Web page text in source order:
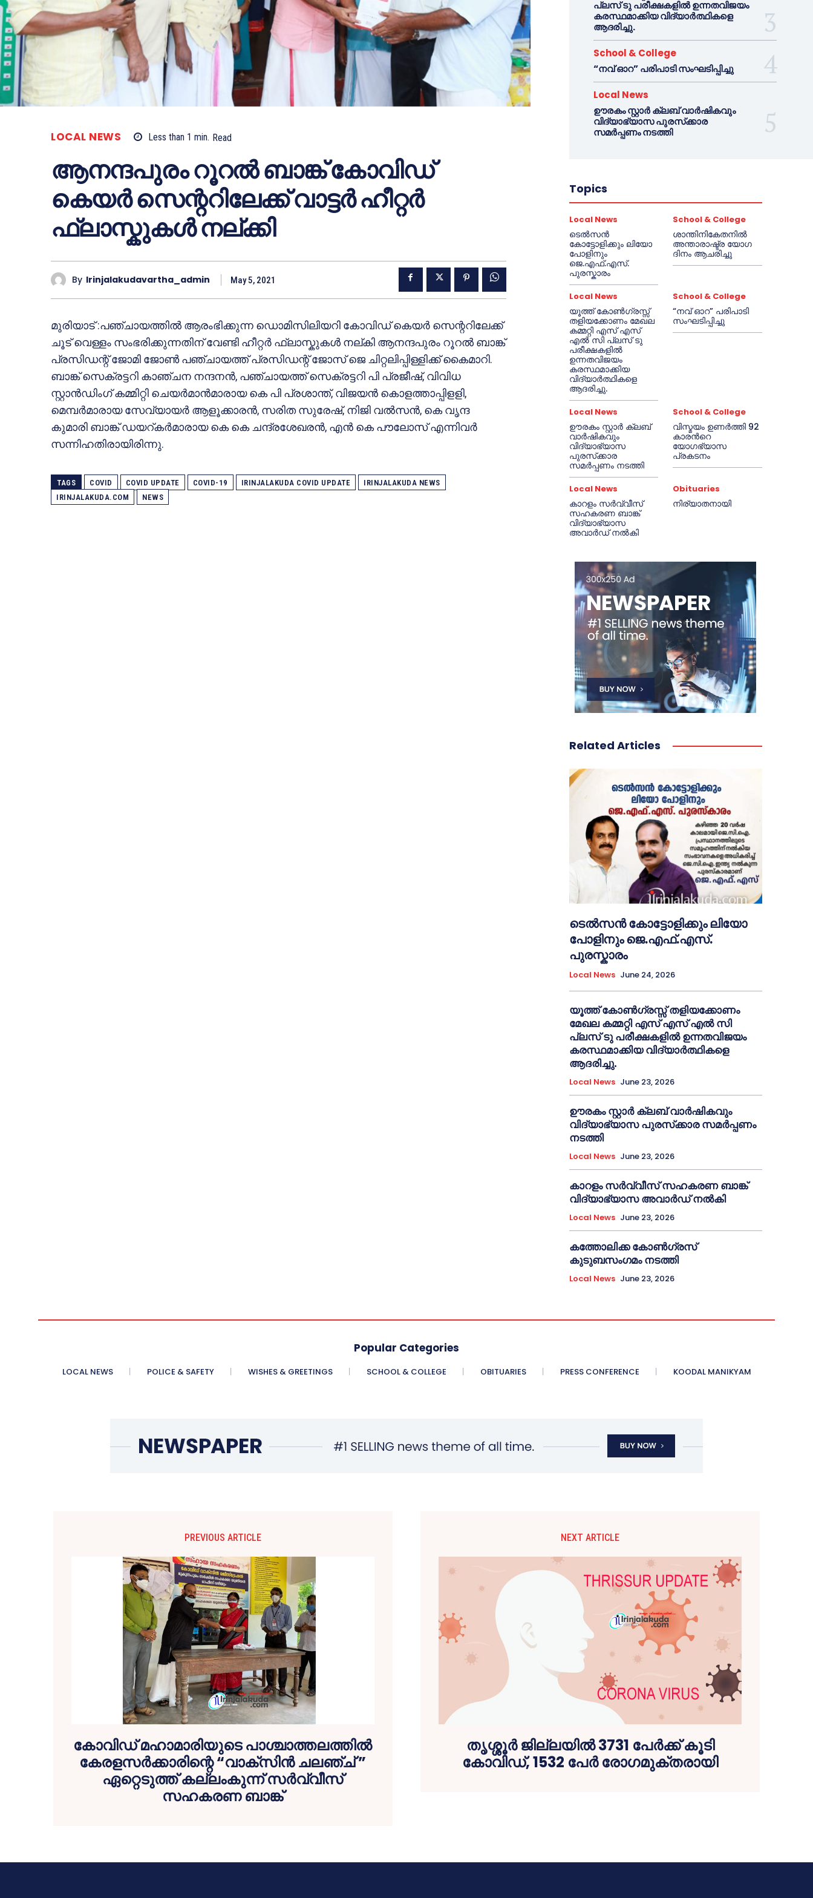
LOCAL NEWS Less than 1 min. Read
ആനന്ദപുരം റൂറൽ ബാങ്ക് കോവിഡ്
കെയർ സെന്ററിലേക്ക് വാട്ടർ ഹീറ്റർ
ഫ്ലാസ്കുകൾ നല്ക്കി
By Irinjalakudavartha_admin May 5, 2021
മുരിയാട് :പഞ്ചായത്തിൽ ആരംഭിക്കുന്ന ഡൊമിസിലിയറി കോവിഡ് കെയർ സെന്ററിലേക്ക്
ചൂട് വെള്ളം സംഭരിക്കുന്നതിന് വേണ്ടി ഹീറ്റർ ഫ്ലാസ്കുകൾ നല്കി ആനന്ദപുരം റൂറൽ ബാങ്ക്
പ്രസിഡന്റ് ജോമി ജോൺ പഞ്ചായത്ത് പ്രസിഡന്റ് ജോസ് ജെ ചിറ്റലിപ്പിള്ളിക്ക് കൈമാറി.
ബാങ്ക് സെക്രട്ടറി കാഞ്ചന നന്ദനൻ, പഞ്ചായത്ത് സെക്രട്ടറി പി പ്രജീഷ്, വിവിധ
സ്റ്റാൻഡിംഗ് കമ്മിറ്റി ചെയർമാൻമാരായ കെ പി പ്രശാന്ത്, വിജയൻ കൊളത്താപ്പിളളി,
മെമ്പർമാരായ സേവ്യായർ ആളൂക്കാരൻ, സരിത സുരേഷ്, നിജി വൽസൻ, കെ വൃന്ദ
കുമാരി ബാങ്ക് ഡയറ്കർമാരായ കെ കെ ചന്ദ്രശേഖരൻ, എൻ കെ പൗലോസ് എന്നിവർ
സന്നിഹതിരായിരിന്നു.
TAGS COVID COVID UPDATE COVID-19 IRINJALAKUDA COVID UPDATE
IRINJALAKUDA NEWS
IRINJALAKUDA.COM
NEWS
പ്ലസ് ടു പരീക്ഷകളിൽ ഉന്നതവിജയം
കരസ്ഥമാക്കിയ വിദ്യാർത്ഥികളെ
ആദരിച്ചു.
School & College
“നവ് ഓറ” പരിപാടി സംഘടിപ്പിച്ചു
Local News
ഊരകം സ്റ്റാർ ക്ലബ് വാർഷികവും
വിദ്യാഭ്യാസ പുരസ്‌ക്കാര
സമർപ്പണം നടത്തി
Topics
Local News
ടെൽസൻ
കോട്ടോളിക്കും ലിയോ
പോളിനും
ജെ.എഫ്.എസ്.
പുരസ്കാരം
School & College
ശാന്തിനികേതനിൽ
അന്താരാഷ്ട്ര യോഗ
ദിനം ആചരിച്ചു
Local News
യൂത്ത് കോൺഗ്രസ്സ്
തളിയക്കോണം മേഖല
കമ്മറ്റി എസ് എസ്
എൽ സി പ്ലസ് ടു
പരീക്ഷകളിൽ
ഉന്നതവിജയം
കരസ്ഥമാക്കിയ
വിദ്യാർത്ഥികളെ
ആദരിച്ചു.
School & College
“നവ് ഓറ” പരിപാടി
സംഘടിപ്പിച്ചു
Local News
ഊരകം സ്റ്റാർ ക്ലബ്
വാർഷികവും
വിദ്യാഭ്യാസ
പുരസ്‌ക്കാര
സമർപ്പണം നടത്തി
School & College
വിസ്മയം ഉണർത്തി 92
കാരൻറെ
യോഗഭ്യാസ
പ്രകടനം
Local News
കാറളം സർവ്വീസ്
സഹകരണ ബാങ്ക്
വിദ്യാഭ്യാസ
അവാർഡ് നൽകി
Obituaries
നിര്യാതനായി
Related Articles
ടെൽസൻ കോട്ടോളിക്കും ലിയോ
പോളിനും ജെ.എഫ്.എസ്.
പുരസ്കാരം
Local News June 24, 2026
യൂത്ത് കോൺഗ്രസ്സ് തളിയക്കോണം
മേഖല കമ്മറ്റി എസ് എസ് എൽ സി
പ്ലസ് ടു പരീക്ഷകളിൽ ഉന്നതവിജയം
കരസ്ഥമാക്കിയ വിദ്യാർത്ഥികളെ
ആദരിച്ചു.
Local News June 23, 2026
ഊരകം സ്റ്റാർ ക്ലബ് വാർഷികവും
വിദ്യാഭ്യാസ പുരസ്‌ക്കാര സമർപ്പണം
നടത്തി
Local News June 23, 2026
കാറളം സർവ്വീസ് സഹകരണ ബാങ്ക്
വിദ്യാഭ്യാസ അവാർഡ് നൽകി
Local News June 23, 2026
കത്തോലിക്ക കോൺഗ്രസ്
കുടുബസംഗമം നടത്തി
Local News June 23, 2026
Popular Categories
LOCAL NEWS POLICE & SAFETY WISHES & GREETINGS SCHOOL & COLLEGE OBITUARIES PRESS CONFERENCE KOODAL MANIKYAM
PREVIOUS ARTICLE
കോവിഡ് മഹാമാരിയുടെ പാശ്ചാത്തലത്തിൽ
കേരളസർക്കാരിന്റെ “വാക്സിൻ ചലഞ്ച് ”
ഏറ്റെടുത്ത് കല്ലംകുന്ന് സർവ്വീസ്
സഹകരണ ബാങ്ക്
NEXT ARTICLE
തൃശ്ശൂര്‍ ജില്ലയിൽ 3731 പേര്‍ക്ക് കൂടി
കോവിഡ്, 1532 പേര്‍ രോഗമുക്തരായി